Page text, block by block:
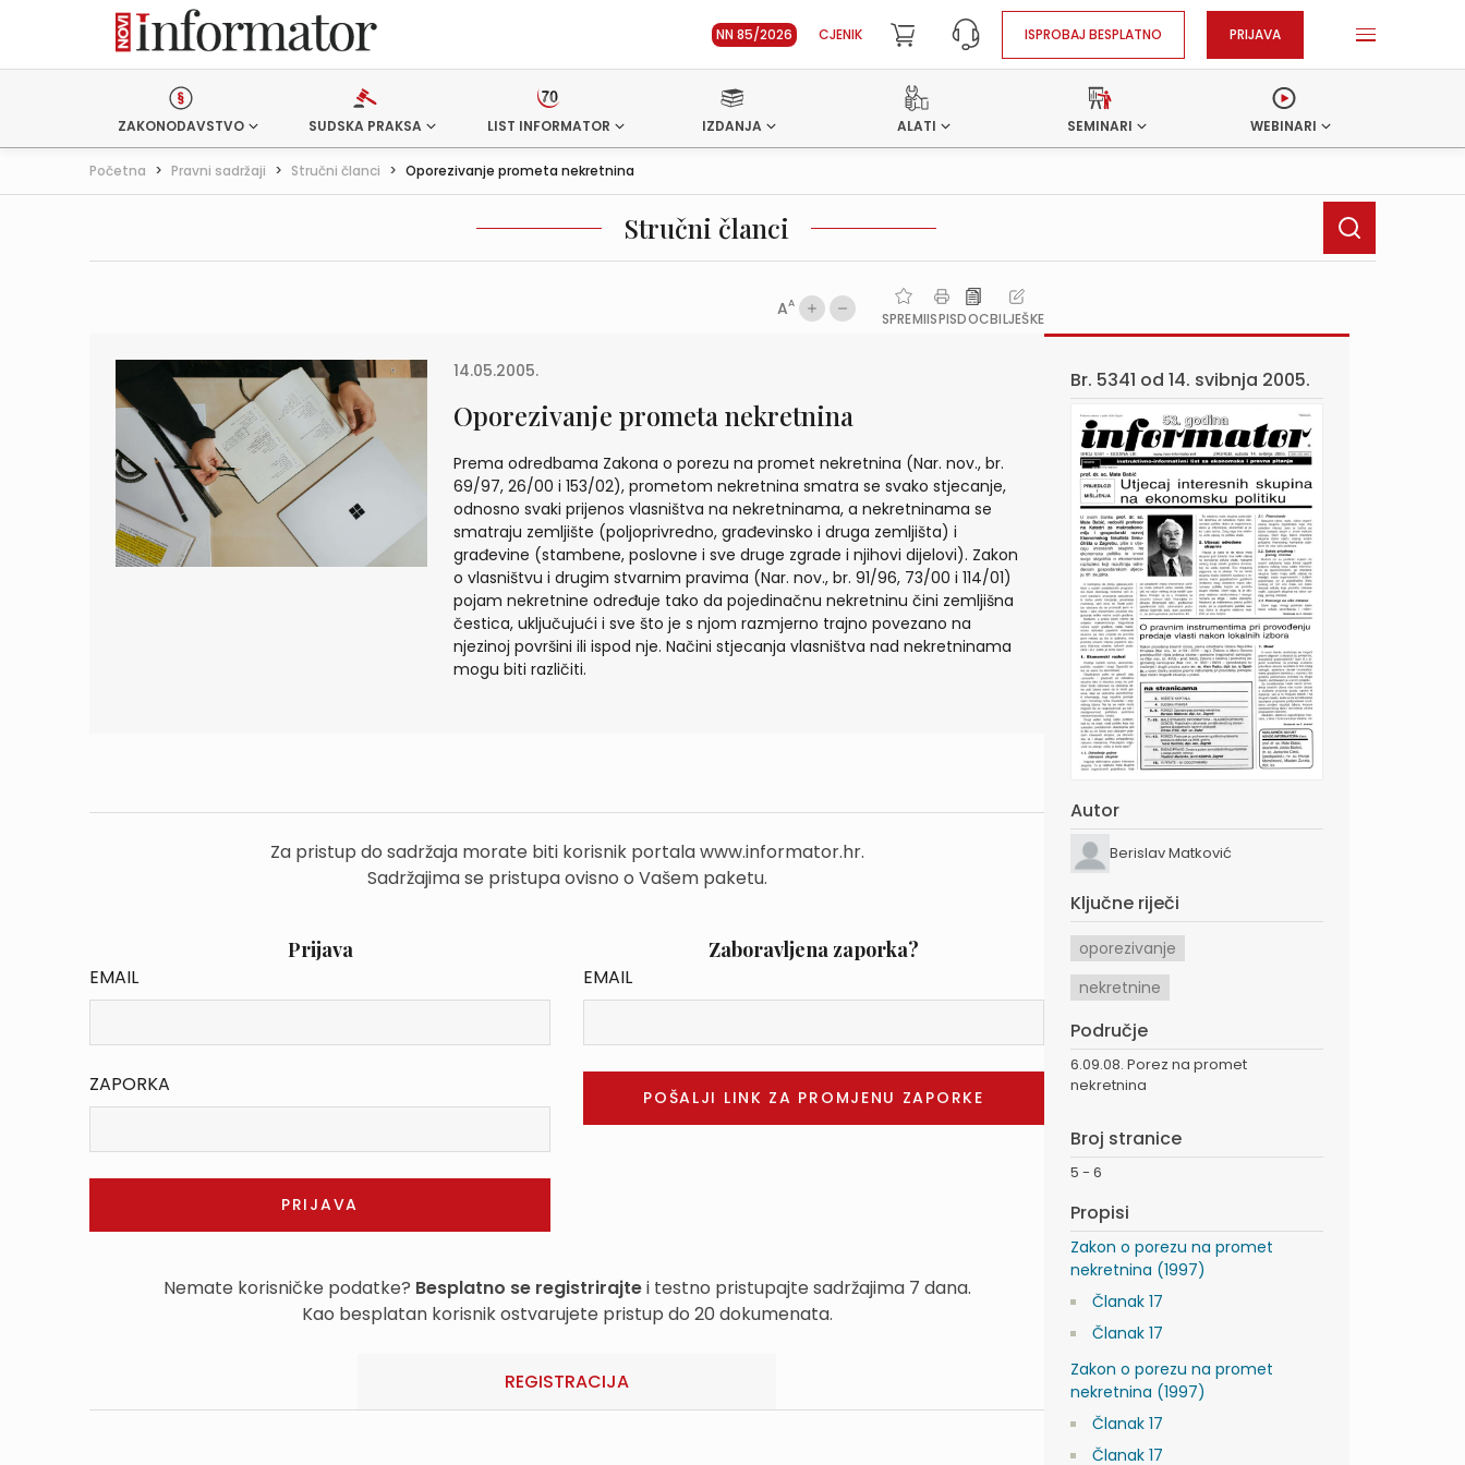
NN 85/2026 CJENIK ISPROBAJ BESPLATNO PRIJAVA
ZAKONODAVSTVO SUDSKA PRAKSA LIST INFORMATOR IZDANJA ALATI SEMINARI WEBINARI
Početna > Pravni sadržaji > Stručni članci > Oporezivanje prometa nekretnina
Stručni članci
AA
SPREMIISPISDOCBILJEŠKE
14.05.2005.
Oporezivanje prometa nekretnina
Prema odredbama Zakona o porezu na promet nekretnina (Nar. nov., br.
69/97, 26/00 i 153/02), prometom nekretnina smatra se svako stjecanje,
odnosno svaki prijenos vlasništva na nekretninama, a nekretninama se
smatraju zemljište (poljoprivredno, građevinsko i druga zemljišta) i
građevine (stambene, poslovne i sve druge zgrade i njihovi dijelovi). Zakon
o vlasništvu i drugim stvarnim pravima (Nar. nov., br. 91/96, 73/00 i 114/01)
pojam nekretnine određuje tako da pojedinačnu nekretninu čini zemljišna
čestica, uključujući i sve što je s njom razmjerno trajno povezano na
njezinoj površini ili ispod nje. Načini stjecanja vlasništva nad nekretninama
mogu biti različiti.
Za pristup do sadržaja morate biti korisnik portala www.informator.hr.
Sadržajima se pristupa ovisno o Vašem paketu.
Prijava
EMAIL
ZAPORKA
Zaboravljena zaporka?
EMAIL
Nemate korisničke podatke? Besplatno se registrirajtei testno pristupajte sadržajima 7 dana.
Kao besplatan korisnik ostvarujete pristup do 20 dokumenata.
REGISTRACIJA
Br. 5341 od 14. svibnja 2005.
Autor
Berislav Matković
Ključne riječi
oporezivanje
nekretnine
Područje
6.09.08. Porez na promet
nekretnina
Broj stranice
5 - 6
Propisi
Zakon o porezu na promet
nekretnina (1997)
Članak 17
Članak 17
Zakon o porezu na promet
nekretnina (1997)
Članak 17
Članak 17